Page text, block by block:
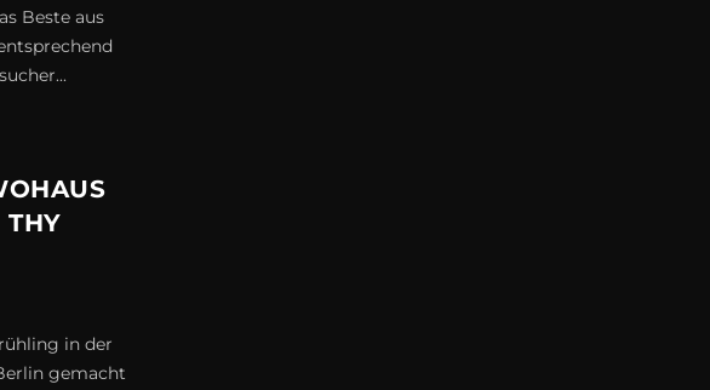
Beste aus
THY
in der
gemacht